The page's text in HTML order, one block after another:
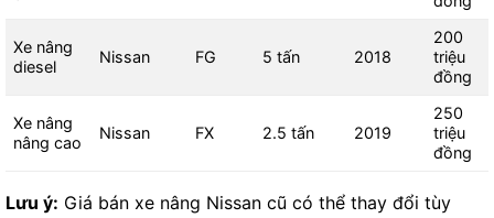
Xe nâng
diesel
Nissan FG 5 tấn 2018
200
triệu
đồng
Xe nâng
nâng cao
Nissan FX 2.5 tấn 2019
250
triệu
đồng
Lưu ý: Giá bán xe nâng Nissan cũ có thể thay đổi tùy